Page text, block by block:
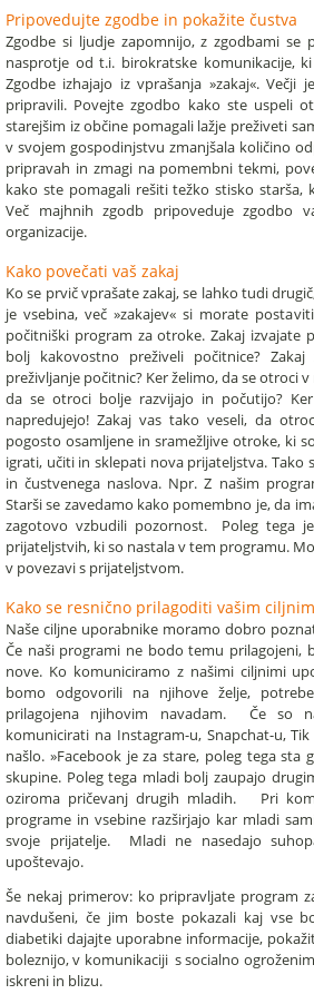
Pripovedujte zgodbe in pokažite čustva
Zgodbe si ljudje zapomnijo, z zgodbami se
nasprotje od t.i. birokratske komunikacije,
Zgodbe izhajajo iz vprašanja »zakaj«.
pripravili. Povejte zgodbo kako ste uspeli
starejšim iz občine pomagali lažje preživeti
v svojem gospodinjstvu zmanjšala količino
pripravah in zmagi na pomembni tekmi,
kako ste pomagali rešiti težko stisko
Več majhnih zgodb pripoveduje zgodbo
organizacije.
Kako povečati vaš zakaj
Ko se prvič vprašate zakaj, se lahko tudi
je vsebina, več »zakajev« si morate
počitniški program za otroke. Zakaj
bolj kakovostno preživeli počitnice?
preživljanje počitnic? Ker želimo, da se otroci
da se otroci bolje razvijajo in počutijo?
napredujejo! Zakaj vas tako veseli, da
pogosto osamljene in sramežljive otroke, ki
igrati, učiti in sklepati nova prijateljstva. Tako
in čustvenega naslova. Npr. Z našim
Starši se zavedamo kako pomembno je, da
zagotovo vzbudili pozornost. Poleg tega
prijateljstvih, ki so nastala v tem programu.
v povezavi s prijateljstvom.
Kako se resnično prilagoditi vašim
Naše ciljne uporabnike moramo dobro
Če naši programi ne bodo temu prilagojeni,
nove. Ko komuniciramo z našimi ciljnimi
bomo odgovorili na njihove želje,
prilagojena njihovim navadam. Če so
komunicirati na Instagram-u, Snapchat-u,
našlo. »Facebook je za stare, poleg tega
skupine. Poleg tega mladi bolj zaupajo
oziroma pričevanj drugih mladih. Pri
programe in vsebine razširjajo kar mladi
svoje prijatelje. Mladi ne nasedajo
upoštevajo.
Še nekaj primerov: ko pripravljate program
navdušeni, če jim boste pokazali kaj vse
diabetiki dajajte uporabne informacije,
boleznijo, v komunikaciji s socialno
iskreni in blizu.